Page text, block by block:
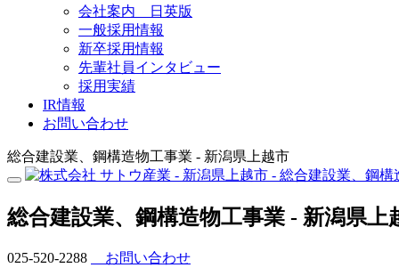
会社案内 日英版
一般採用情報
新卒採用情報
先輩社員インタビュー
採用実績
IR情報
お問い合わせ
総合建設業、鋼構造物工事業 - 新潟県上越市
総合建設業、鋼構造物工事業 - 新潟県上
025-520-2288 お問い合わせ